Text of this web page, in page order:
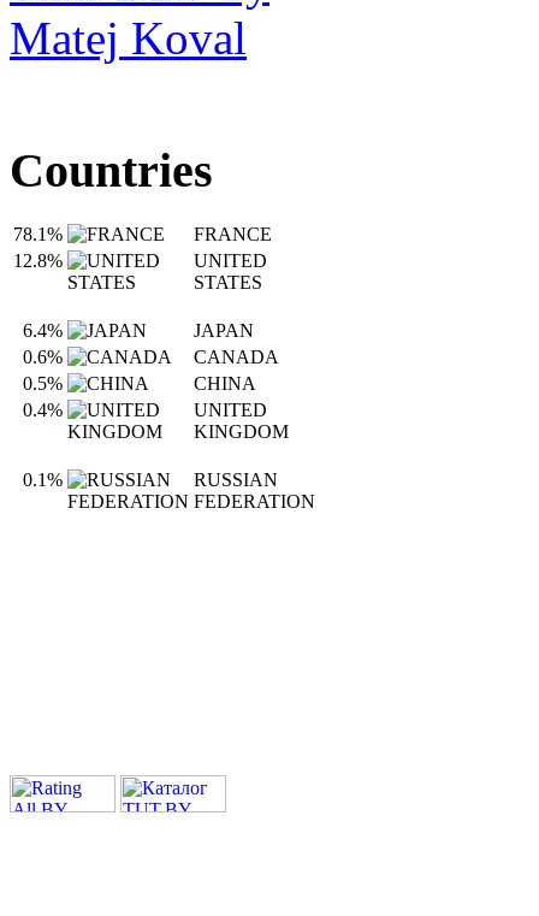
Countries
78.1%
FRANCE
12.8%
UNITED
STATES
6.4%
JAPAN
0.6%
CANADA
0.5%
CHINA
0.4%
UNITED
KINGDOM
0.1%
RUSSIAN
FEDERATION